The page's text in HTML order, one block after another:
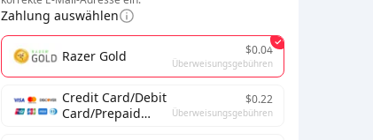
Zahlung auswählen
Razer Gold $0.04
Überweisungsgebühren
Credit Card/Debit
Card/Prepaid
$0.22
Überweisungsgebühren